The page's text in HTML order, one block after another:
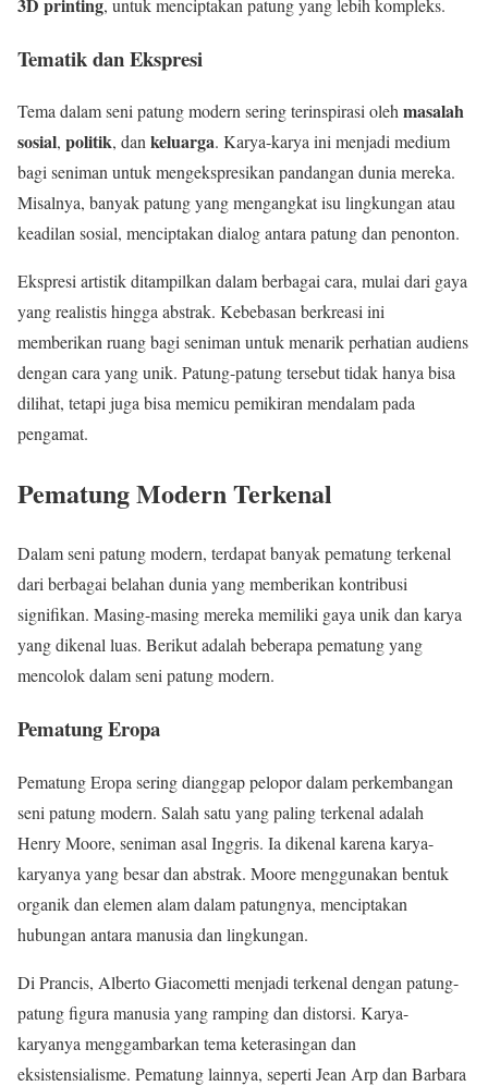
, untuk menciptakan patung yang lebih kompleks.
Tematik dan Ekspresi
Tema dalam seni patung modern sering terinspirasi olehmasalah
sosial, politik, dankeluarga. Karya-karya ini menjadi medium
bagi seniman untuk mengekspresikan pandangan dunia mereka.
Misalnya, banyak patung yang mengangkat isu lingkungan atau
keadilan sosial, menciptakan dialog antara patung dan penonton.
Ekspresi artistik ditampilkan dalam berbagai cara, mulai dari gaya
yang realistis hingga abstrak. Kebebasan berkreasi ini
memberikan ruang bagi seniman untuk menarik perhatian audiens
dengan cara yang unik. Patung-patung tersebut tidak hanya bisa
dilihat, tetapi juga bisa memicu pemikiran mendalam pada
pengamat.
Pematung Modern Terkenal
Dalam seni patung modern, terdapat banyak pematung terkenal
dari berbagai belahan dunia yang memberikan kontribusi
signifikan. Masing-masing mereka memiliki gaya unik dan karya
yang dikenal luas. Berikut adalah beberapa pematung yang
mencolok dalam seni patung modern.
Pematung Eropa
Pematung Eropa sering dianggap pelopor dalam perkembangan
seni patung modern. Salah satu yang paling terkenal adalah
Henry Moore, seniman asal Inggris. Ia dikenal karena karya-
karyanya yang besar dan abstrak. Moore menggunakan bentuk
organik dan elemen alam dalam patungnya, menciptakan
hubungan antara manusia dan lingkungan.
Di Prancis, Alberto Giacometti menjadi terkenal dengan patung-
patung figura manusia yang ramping dan distorsi. Karya-
karyanya menggambarkan tema keterasingan dan
eksistensialisme. Pematung lainnya, seperti Jean Arp dan Barbara